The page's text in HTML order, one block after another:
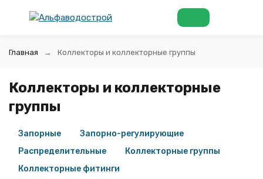
Главная Коллекторы и коллекторные группы
Коллекторы и коллекторные
группы
Запорные
Запорно-регулирующие
Распределительные
Коллекторные группы
Коллекторные фитинги